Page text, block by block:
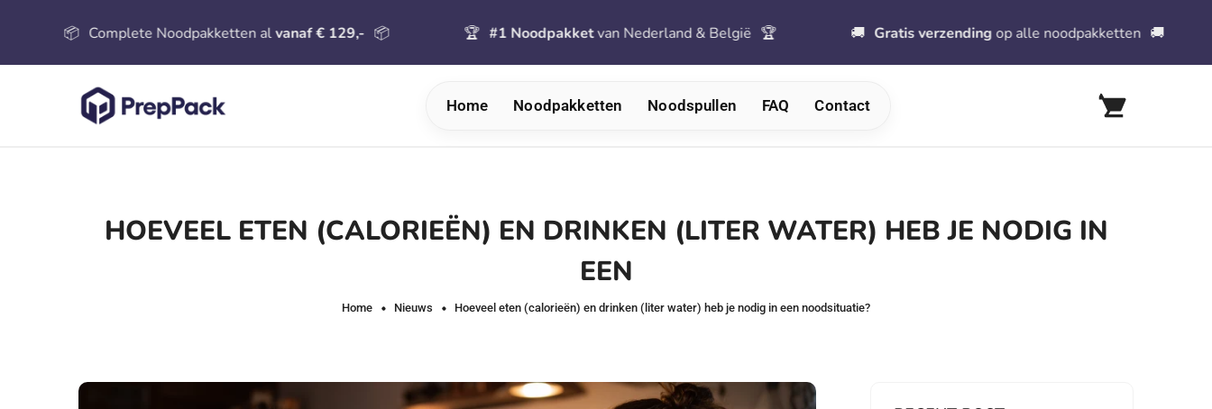
Complete Noodpakketten alvanaf € 129,- 📦 #1 Noodpakketvan Nederland & België 🏆 Gratis verzendingop alle noodpakketten 🚚
Home Noodpakketten Noodspullen FAQ Contact
HOEVEEL ETEN (CALORIEËN) EN DRINKEN (LITER WATER) HEB JE NODIG IN
EEN
Home Nieuws Hoeveel eten (calorieën) en drinken (liter water) heb je nodig in een noodsituatie?